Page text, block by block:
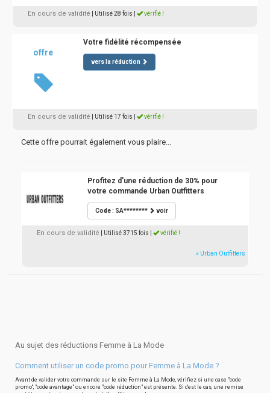
En cours de validité | Utilisé 28 fois vérifié !
offre
Votre fidélité récompensée
vers la réduction
En cours de validité | Utilisé 17 fois vérifié !
Cette offre pourrait également vous plaire...
Profitez d'une réduction de 30% pour
votre commande Urban Outfitters
Code : SA******** voir
En cours de validité | Utilisé 3715 fois vérifié !
» Urban Outfitters
Au sujet des réductions Femme à La Mode
Comment utiliser un code promo pour Femme à La Mode ?
Avant de valider votre commande sur le site Femme à La Mode, vérifiez si une case "code
promo", "code avantage" ou encore "code réduction" est présente. Si c'est le cas, une remise